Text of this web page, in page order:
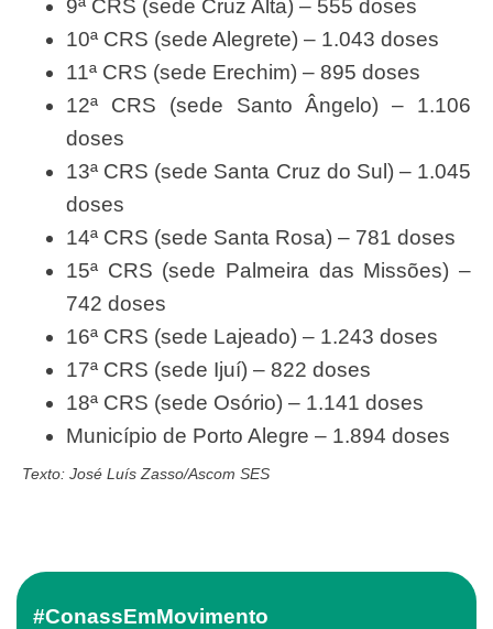
9ª CRS (sede Cruz Alta) – 555 doses
10ª CRS (sede Alegrete) – 1.043 doses
11ª CRS (sede Erechim) – 895 doses
12ª CRS (sede Santo Ângelo) – 1.106
doses
13ª CRS (sede Santa Cruz do Sul) – 1.045
doses
14ª CRS (sede Santa Rosa) – 781 doses
15ª CRS (sede Palmeira das Missões) –
742 doses
16ª CRS (sede Lajeado) – 1.243 doses
17ª CRS (sede Ijuí) – 822 doses
18ª CRS (sede Osório) – 1.141 doses
Município de Porto Alegre – 1.894 doses
Texto: José Luís Zasso/Ascom SES
#ConassEmMovimento